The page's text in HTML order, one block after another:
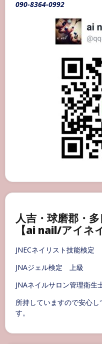
ロ
NAIL
part15
090-8364-0992
人吉・球磨郡・
【ai nail/アイネ
JNECネイリスト技能検定
JNAジェル検定 上級
JNAネイルサロン管理衛生
所持していますので安心
す。